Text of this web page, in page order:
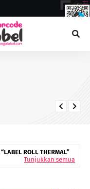
LABEL ROLL THERMAL
Tunjukkan semua